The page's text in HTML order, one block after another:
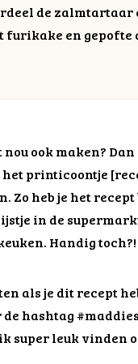
de zalmtartaar
furikake en gepofte
ook maken? Dan
printicoontje
Zo heb je het recept
in de
Handig toch?!
als je dit recept
hashtag
super leuk vinden